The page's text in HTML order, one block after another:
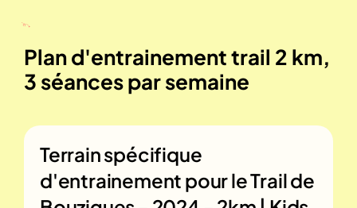
Plan d'entrainement trail 2 km,
3 séances par semaine
Terrain spécifique
d'entrainement pour leTrail de